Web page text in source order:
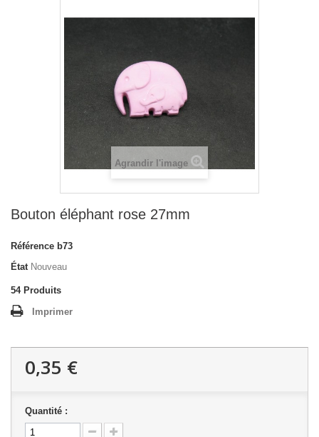
Agrandir l'image
Bouton éléphant rose 27mm
Référence b73
État Nouveau
54 Produits
Imprimer
0,35 €
Quantité :